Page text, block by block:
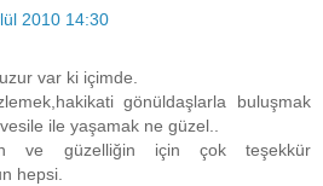
2010 14:30
var ki içimde.
gönüldaşlarla buluşmak
ile yaşamak ne güzel..
ve güzelliğin için çok teşekkür
hepsi.